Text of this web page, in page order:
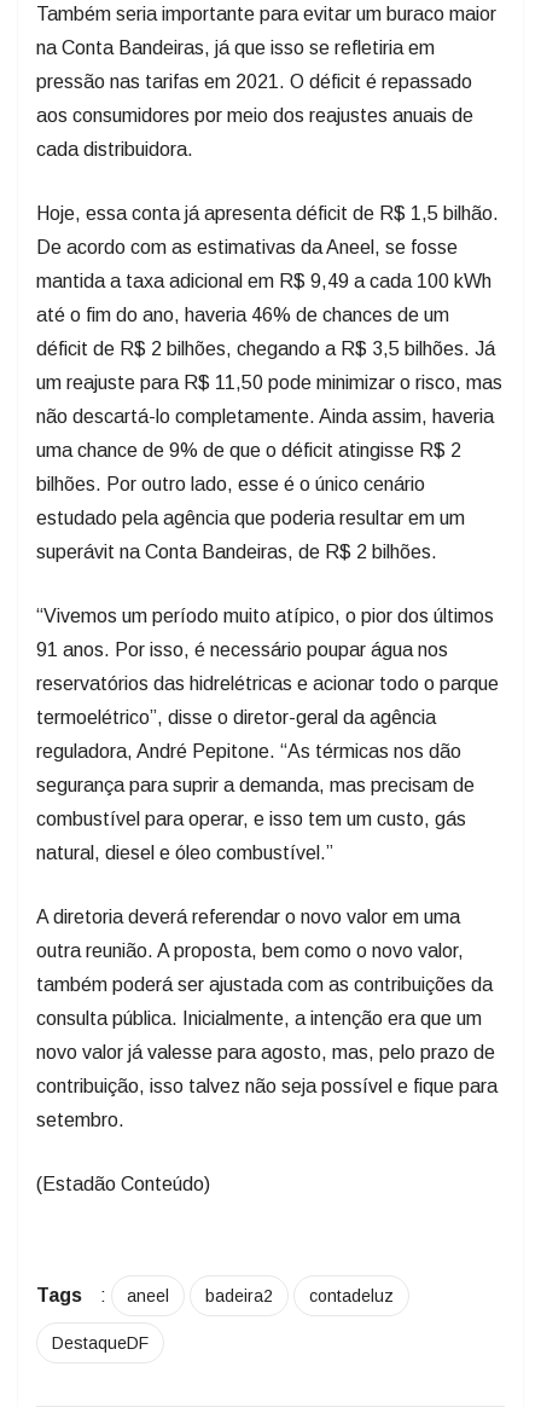
Também seria importante para evitar um buraco maior
na Conta Bandeiras, já que isso se refletiria em
pressão nas tarifas em 2021. O déficit é repassado
aos consumidores por meio dos reajustes anuais de
cada distribuidora.
Hoje, essa conta já apresenta déficit de R$ 1,5 bilhão.
De acordo com as estimativas da Aneel, se fosse
mantida a taxa adicional em R$ 9,49 a cada 100 kWh
até o fim do ano, haveria 46% de chances de um
déficit de R$ 2 bilhões, chegando a R$ 3,5 bilhões. Já
um reajuste para R$ 11,50 pode minimizar o risco, mas
não descartá-lo completamente. Ainda assim, haveria
uma chance de 9% de que o déficit atingisse R$ 2
bilhões. Por outro lado, esse é o único cenário
estudado pela agência que poderia resultar em um
superávit na Conta Bandeiras, de R$ 2 bilhões.
“Vivemos um período muito atípico, o pior dos últimos
91 anos. Por isso, é necessário poupar água nos
reservatórios das hidrelétricas e acionar todo o parque
termoelétrico”, disse o diretor-geral da agência
reguladora, André Pepitone. “As térmicas nos dão
segurança para suprir a demanda, mas precisam de
combustível para operar, e isso tem um custo, gás
natural, diesel e óleo combustível.”
A diretoria deverá referendar o novo valor em uma
outra reunião. A proposta, bem como o novo valor,
também poderá ser ajustada com as contribuições da
consulta pública. Inicialmente, a intenção era que um
novo valor já valesse para agosto, mas, pelo prazo de
contribuição, isso talvez não seja possível e fique para
setembro.
(Estadão Conteúdo)
Tags : aneel badeira2 contadeluz
DestaqueDF